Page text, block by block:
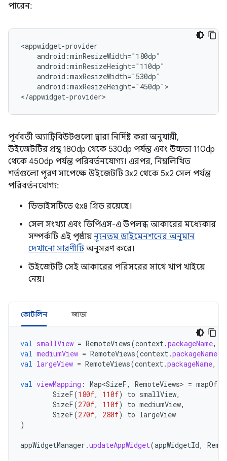
পারেন:
android:maxResizeHeight="450dp">
পূর্ববর্তী অ্যাট্রিবিউটগুলো দ্বারা নির্দিষ্ট করা অনুযায়ী,
উইজেটটির প্রস্থ 180dp থেকে 530dp পর্যন্ত এবং উচ্চতা 110dp
থেকে 450dp পর্যন্ত পরিবর্তনযোগ্য। এরপর, নিম্নলিখিত
শর্তগুলো পূরণ সাপেক্ষে উইজেটটি 3x2 থেকে 5x2 সেল পর্যন্ত
পরিবর্তনযোগ্য:
ডিভাইসটিতে ৫x৪ গ্রিড রয়েছে।
সেল সংখ্যা এবং ডিপিএস-এ উপলব্ধ আকারের মধ্যেকার
সম্পর্কটি এই পৃষ্ঠায় ন্যূনতম ডাইমেনশনের অনুমান
দেখানো সারণীটি অনুসরণ করে।
উইজেটটি সেই আকারের পরিসরের সাথে খাপ খাইয়ে
নেয়।
কোটলিন জাভা
val smallView = RemoteViews(context.packageName,
val mediumView = RemoteViews(context.packageName
val largeView = RemoteViews(context.packageName,
val viewMapping : Map<SizeF, RemoteViews> = mapOf
SizeF(180f, 110f) to smallView,
SizeF(270f, 110f) to mediumView,
SizeF(270f, 280f) to largeView
)
appWidgetManager .updateAppWidget(appWidgetId,